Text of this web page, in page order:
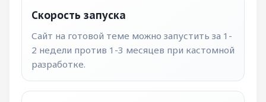
Скорость запуска
Сайт на готовой теме можно запустить за 1-
2 недели против 1-3 месяцев при кастомной
разработке.